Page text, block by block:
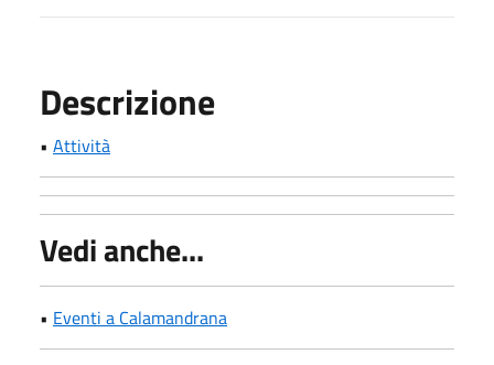
Descrizione
• Attività
Vedi anche...
• Eventi a Calamandrana